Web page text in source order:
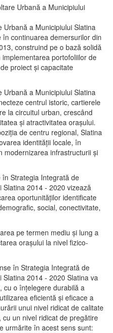
a Municipiului Slatina
continuarea demersurilor din
construind pe o bază solidă
portofoliilor de
proiect și capacitate
a Municipiului Slatina
centrul istoric, cartierele
la circuitul urban, crescând
şi atractivitatea oraşului.
de centru regional, Slatina
identităţii locale, în
modernizarea infrastructurii şi
Strategia Integrată de
2014 - 2020 vizează
oportunităţilor identificate
social, conectivitate,
pe termen mediu şi lung a
oraşului la nivel fizico-
în Strategia Integrată de
2014 - 2020 Slatina va
cu o înţelegere durabilă a
eficientă şi eficace a
unui nivel ridicat de calitate
un nivel ridicat de pregătire
urmărite în acest sens sunt: